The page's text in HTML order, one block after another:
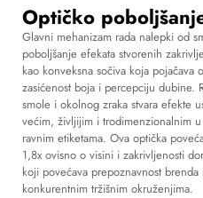
Optičko
Glavni mehanizam rada nalepki od
poboljšanje efekata stvorenih
kao konveksna sočiva koja
zasićenost boja i percepciju dubine.
smole i okolnog zraka stvara efekte
većim, življijim i trodimenzionalnim
ravnim etiketama. Ova optička
1,8x ovisno o visini i zakrivljenosti
koji povećava prepoznavnost
konkurentnim tržišnim okruženjima.